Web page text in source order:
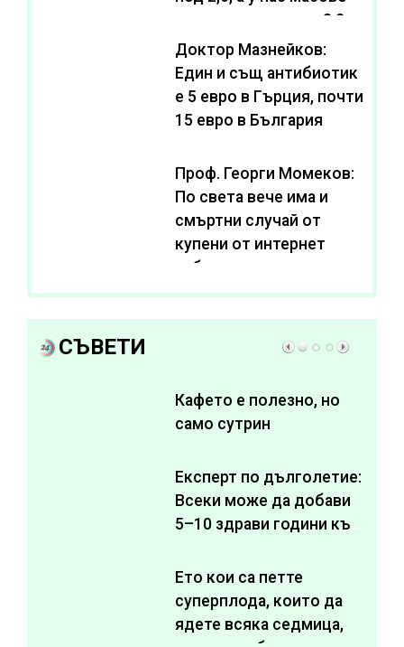
се живее с нива от 3,2
Доктор Мазнейков:
Един и същ антибиотик
e 5 евро в Гърция, почти
15 евро в България
Проф. Георги Момеков:
По света вече има и
смъртни случай от
купени от интернет
субстанции за
отслабване
СЪВЕТИ
Кафето е полезно, но
само сутрин
Експерт по дълголетие:
Всеки може да добави
5–10 здрави години към
Ето кои са петте
суперплода, които да
ядете всяка седмица,